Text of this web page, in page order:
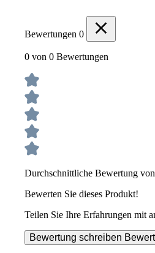
Bewertungen 0
0 von 0 Bewertungen
Durchschnittliche Bewertung
Bewerten Sie dieses Produkt!
Teilen Sie Ihre Erfahrungen mit
Bewertung schreiben